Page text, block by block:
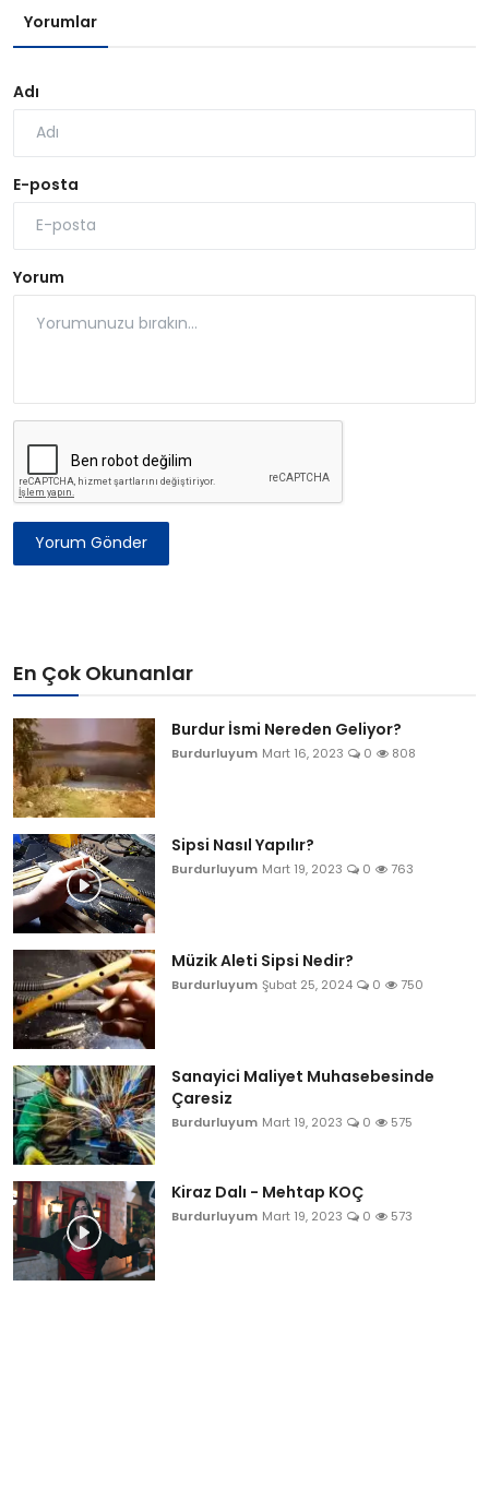
Yorumlar
Adı
E-posta
Yorum
Yorum Gönder
En Çok Okunanlar
Burdur İsmi Nereden Geliyor?
Burdurluyum Mart 16, 2023 0 808
Sipsi Nasıl Yapılır?
Burdurluyum Mart 19, 2023 0 763
Müzik Aleti Sipsi Nedir?
Burdurluyum Şubat 25, 2024 0 750
Sanayici Maliyet Muhasebesinde
Çaresiz
Burdurluyum Mart 19, 2023 0 575
Kiraz Dalı - Mehtap KOÇ
Burdurluyum Mart 19, 2023 0 573